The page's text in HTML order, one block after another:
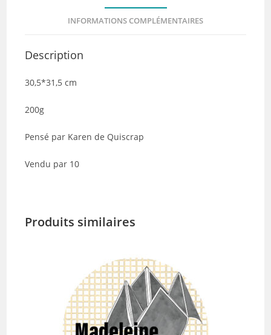
de
INFORMATIONS COMPLÉMENTAIRES
Description
30,5*31,5 cm
200g
Pensé par Karen de Quiscrap
Vendu par 10
Produits similaires